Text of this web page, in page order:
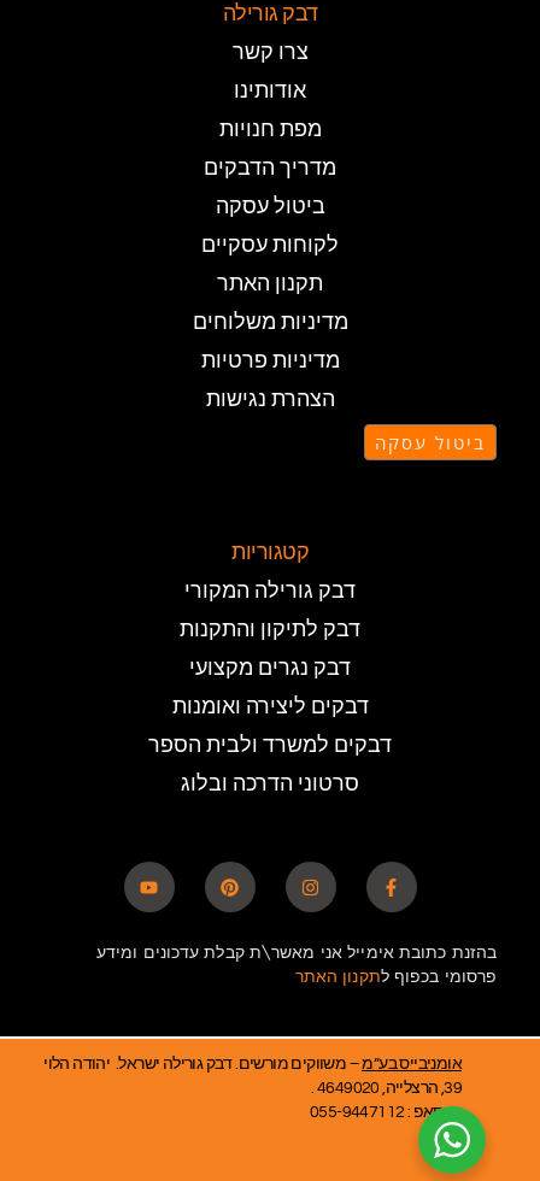
בהזנת כתובת אימייל אני מאשר\ת קבלת עדכונים ומידע
פרסומי בכפוף לתקנון האתר
קטגוריות
דבק גורילה המקורי
דבק לתיקון והתקנות
דבק נגרים מקצועי
דבקים ליצירה ואומנות
דבקים למשרד ולבית הספר
סרטוני הדרכה ובלוג
דבק גורילה
צרו קשר
אודותינו
מפת חנויות
מדריך הדבקים
ביטול עסקה
לקוחות עסקיים
תקנון האתר
מדיניות משלוחים
מדיניות פרטיות
הצהרת נגישות
ביטול עסקה
אומניבייס בע”מ– משווקים מורשים. דבק גורילה ישראל. יהודה הלוי
39, הרצלייה, 4649020 .
ווטסאפ : 055-9447112